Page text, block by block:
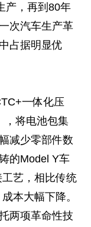
产，再到80年
次汽车生产革
占据明显优
一体化压
，将电池包集
减少零部件数
的Model Y车
艺，相比传统
本大幅下降。
两项革命性技